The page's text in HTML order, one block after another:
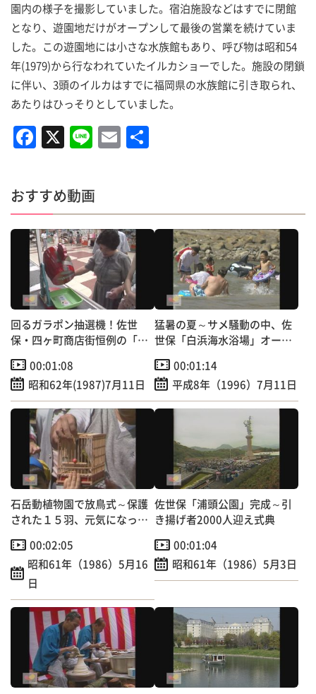
園内の様子を撮影していました。宿泊施設などはすでに閉館
となり、遊園地だけがオープンして最後の営業を続けていま
した。この遊園地には小さな水族館もあり、呼び物は昭和54
年(1979)から行なわれていたイルカショーでした。施設の閉鎖
に伴い、3頭のイルカはすでに福岡県の水族館に引き取られ、
あたりはひっそりとしていました。
F
a
c
e
b
o
o
k
X Li
n
e
E
m
l
おすすめ動画
回るガラポン抽選機！佐世
保・四ヶ町商店街恒例の「中
00:01:08
昭和62年(1987)7月11日
猛暑の夏～サメ騒動の中、佐
世保「白浜海水浴場」オープ
00:01:14
平成8年（1996）7月11日
石岳動植物園で放鳥式～保護
された１５羽、元気になって
00:02:05
昭和61年（1986）5月16
日
佐世保「浦頭公園」完成～引
き揚げ者2000人迎え式典
00:01:04
昭和61年（1986）5月3日